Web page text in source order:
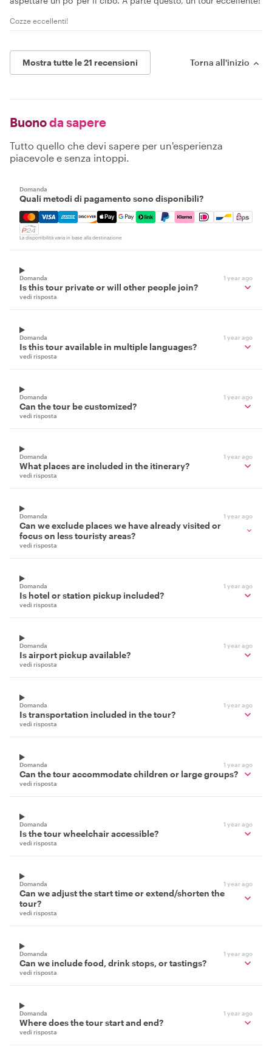
Cozze eccellenti!
Mostra tutte le 21 recensioni Torna all'inizio
Buonoda sapere
Tutto quello che devi sapere per un'esperienza
piacevole e senza intoppi.
Domanda
Quali metodi di pagamento sono disponibili?
Mastercard, Visa, Amex, Discover, Apple Pay, Google
La disponibilità varia in base alla destinazione
Domanda 1 year ago
Is this tour private or will other people join?
vedi risposta
Domanda 1 year ago
Is this tour available in multiple languages?
vedi risposta
Domanda 1 year ago
Can the tour be customized?
vedi risposta
Domanda 1 year ago
What places are included in the itinerary?
vedi risposta
Domanda 1 year ago
Can we exclude places we have already visited or
focus on less touristy areas?
vedi risposta
Domanda 1 year ago
Is hotel or station pickup included?
vedi risposta
Domanda 1 year ago
Is airport pickup available?
vedi risposta
Domanda 1 year ago
Is transportation included in the tour?
vedi risposta
Domanda 1 year ago
Can the tour accommodate children or large groups?
vedi risposta
Domanda 1 year ago
Is the tour wheelchair accessible?
vedi risposta
Domanda 1 year ago
Can we adjust the start time or extend/shorten the
tour?
vedi risposta
Domanda 1 year ago
Can we include food, drink stops, or tastings?
vedi risposta
Domanda 1 year ago
Where does the tour start and end?
vedi risposta